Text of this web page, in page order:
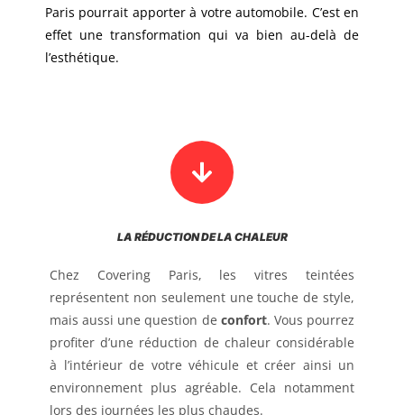
Paris pourrait apporter à votre automobile. C’est en
effet une transformation qui va bien au-delà de
l’esthétique.
LA RÉDUCTION DE LA CHALEUR
Chez Covering Paris, les vitres teintées
représentent non seulement une touche de style,
mais aussi une question de confort. Vous pourrez
profiter d’une réduction de chaleur considérable
à l’intérieur de votre véhicule et créer ainsi un
environnement plus agréable. Cela notamment
lors des journées les plus chaudes.